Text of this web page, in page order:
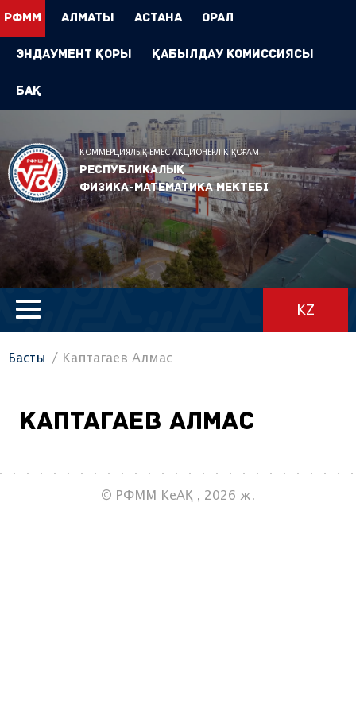
РФММ Алматы Астана Орал
Эндаумент Қоры Қабылдау комиссиясы
БАҚ
КОММЕРЦИЯЛЫҚ ЕМЕС АКЦИОНЕРЛІК ҚОҒАМ
Республикалық
физика-математика мектебі
KZ
Басты Каптагаев Алмас
Каптагаев Алмас
© РФММ КеАҚ , 2026 ж.